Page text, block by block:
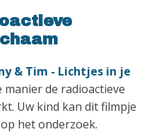
& Tim - Lichtjes in je
manier de radioactieve
Uw kind kan dit filmpje
het onderzoek.